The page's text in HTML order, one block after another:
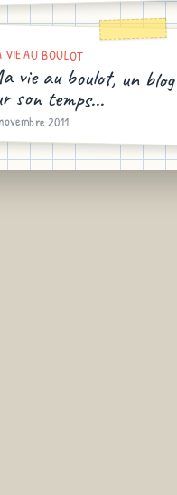
VIE AU BOULOT
vie au boulot, un
son temps...
2011